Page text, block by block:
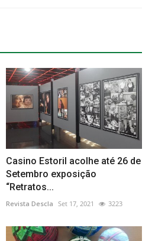
Casino Estoril acolhe até 26 de
Setembro exposição
“Retratos...
Revista Descla Set 17, 2021 3223